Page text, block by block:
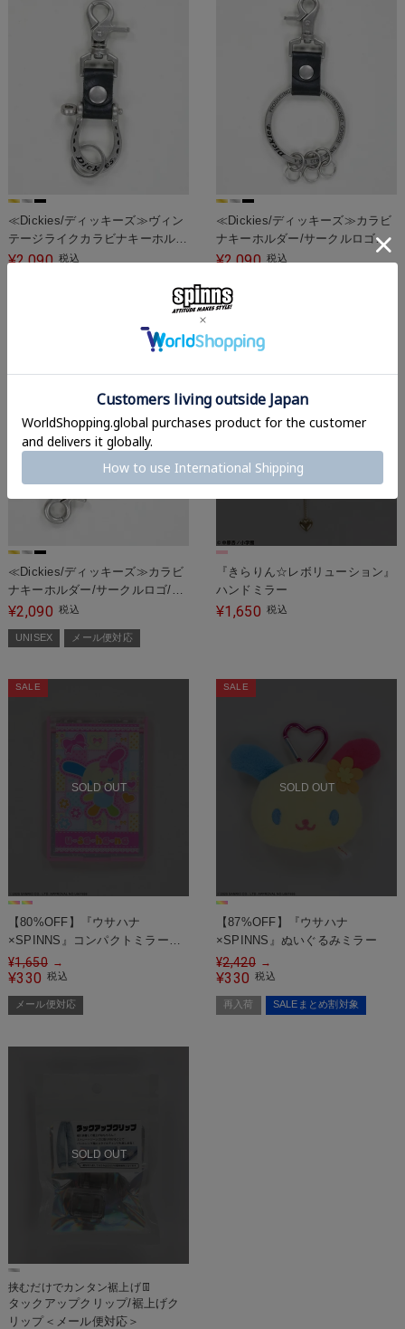
≪Dickies/ディッキーズ≫ヴィン
テージライクカラビナキーホルダ
ー＜メール便対応＞
¥2,090 税込
≪Dickies/ディッキーズ≫カラビ
ナキーホルダー/サークルロゴ＜
メール便対応＞
¥2,090 税込
UNISEX
≪Dickies/ディッキーズ≫カラビ
ナキーホルダー/サークルロゴ/ア
ンティークデザイン＜メール便対
¥2,090 税込
UNISEX メール便対応
『きらりん☆レボリューション』
ハンドミラー
¥1,650 税込
SOLD OUT
SALE
【80%OFF】『ウサハナ
×SPINNS』コンパクトミラー＜
メール便対応＞
¥1,650 →
¥330 税込
メール便対応
SOLD OUT
SALE
【87%OFF】『ウサハナ
×SPINNS』ぬいぐるみミラー
¥2,420 →
¥330 税込
再入荷 SALEまとめ割対象
SOLD OUT
挟むだけでカンタン裾上げ👖
タックアップクリップ/裾上げク
リップ＜メール便対応＞